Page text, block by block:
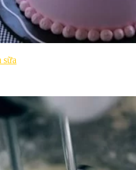
sữa